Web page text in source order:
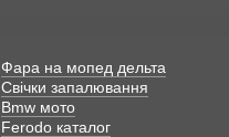
Фара на мопед дельта
Свічки запалювання
Bmw мото
Ferodo каталог